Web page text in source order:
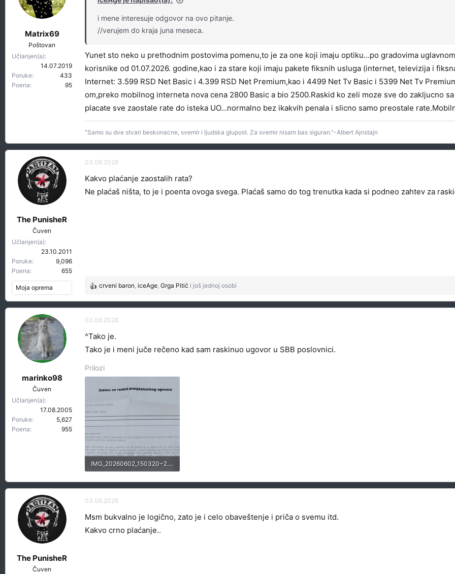
e
Matrix69
Poštovan
Učlanjen(a)
14.07.2019
Poruke
433
Poena
95
i mene interesuje odgovor na ovo pitanje.
//verujem do kraja juna meseca.
Yunet sto neko u prethodnim postovima pomenu,to je za one koji imaju optiku...po gradovima
korisnike od 01.07.2026. godine,kao i za stare koji imaju pakete fiksnih usluga (internet, televizija i
Internet: 3.599 RSD Net Basic i 4.399 RSD Net Premium,kao i 4499 Net Tv Basic i 5399 Net Tv
om,preko mobilnog interneta nova cena 2800 Basic a bio 2500.Raskid ko zeli moze sve do zakljucno
placate sve zaostale rate do isteka UO...normalno bez ikakvih penala i slicno samo preostale
"Samo su dve stvari beskonacne, svemir i ljudska glupost. Za svemir nisam bas siguran."-Albert Ajnstajn
The PunisheR
Čuven
Učlanjen(a)
23.10.2011
Poruke
9,096
Poena
655
Moja oprema
03.06.2026
Kakvo plaćanje zaostalih rata?
Ne plaćaš ništa, to je i poenta ovoga svega. Plaćaš samo do tog trenutka kada si podneo zahtev za
R
e
a
g
v
a
j
a
crveni baron, iceAge, Grga Pitić i još jednoj osobi
marinko98
Čuven
Učlanjen(a)
17.08.2005
Poruke
5,627
Poena
955
03.06.2026
^Tako je.
Tako je i meni juče rečeno kad sam raskinuo ugovor u SBB poslovnici.
Prilozi
IMG_20260602_150320~2.webp
The PunisheR
Čuven
03.06.2026
Msm bukvalno je logično, zato je i celo obaveštenje i priča o svemu itd.
Kakvo crno plaćanje..